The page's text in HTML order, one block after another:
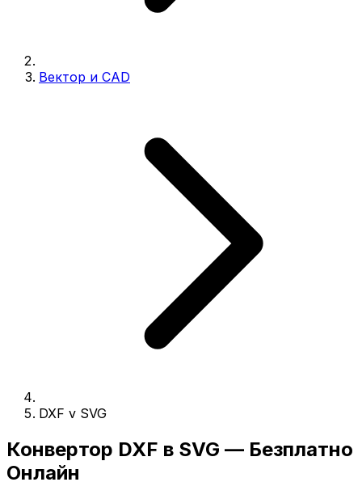
Вектор и CAD
DXF v SVG
Конвертор DXF в SVG — Безплатно
Онлайн